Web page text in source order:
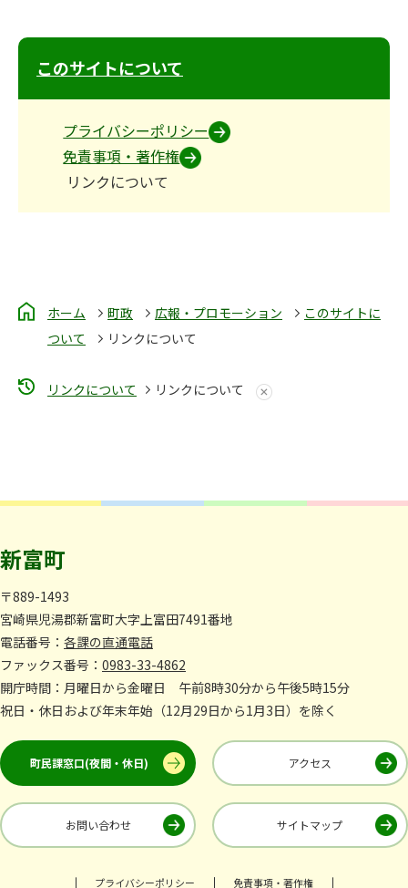
このサイトについて
プライバシーポリシー
免責事項・著作権
リンクについて
ホーム 町政 広報・プロモーション
このサイトに
ついて
リンクについて
リンクについて リンクについて
新富町
〒889-1493
宮崎県児湯郡新富町大字上富田7491番地
電話番号： 各課の直通電話
ファックス番号： 0983-33-4862
開庁時間：月曜日から金曜日 午前8時30分から午後5時15分
祝日・休日および年末年始（12月29日から1月3日）を除く
町民課窓口(夜間・休日) アクセス
お問い合わせ サイトマップ
プライバシーポリシー 免責事項・著作権